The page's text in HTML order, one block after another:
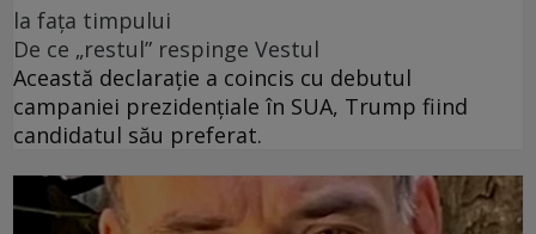
la fața timpului
De ce „restul” respinge Vestul
Această declarație a coincis cu debutul
campaniei prezidențiale în SUA, Trump fiind
candidatul său preferat.